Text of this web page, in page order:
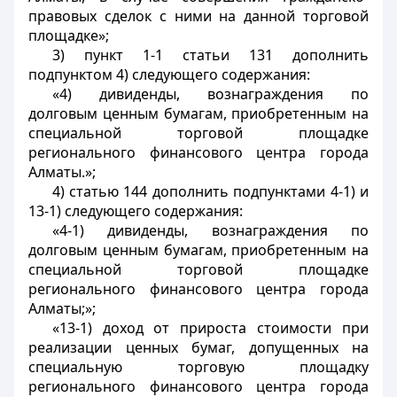
правовых сделок с ними на данной торговой
площадке»;
3) пункт 1-1 статьи 131 дополнить
подпунктом 4) следующего содержания:
«4) дивиденды, вознаграждения по
долговым ценным бумагам, приобретенным на
специальной торговой площадке
регионального финансового центра города
Алматы.»;
4) статью 144 дополнить подпунктами 4-1) и
13-1) следующего содержания:
«4-1) дивиденды, вознаграждения по
долговым ценным бумагам, приобретенным на
специальной торговой площадке
регионального финансового центра города
Алматы;»;
«13-1) доход от прироста стоимости при
реализации ценных бумаг, допущенных на
специальную торговую площадку
регионального финансового центра города